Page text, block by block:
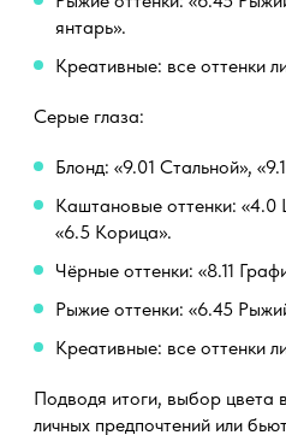
янтарь».
Креативные: все оттенки
Серые глаза:
Блонд: «9.01 Стальной»,
Каштановые оттенки:
«6.5 Корица».
Чёрные оттенки: «8.11
Рыжие оттенки: «6.45
Креативные: все оттенки
Подводя итоги, выбор цвета
личных предпочтений или